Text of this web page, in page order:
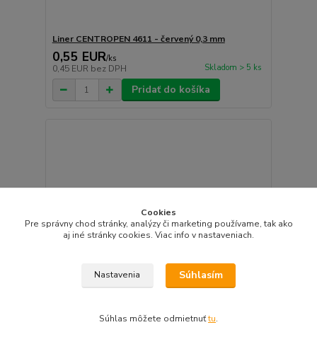
Liner CENTROPEN 4611 - červený 0,3 mm
0,55 EUR/ks
0,45 EUR bez DPH Skladom > 5 ks
Pridať do košíka
Cookies
Pre správny chod stránky, analýzy či marketing používame, tak ako
aj iné stránky cookies. Viac info v nastaveniach.
Nastavenia Súhlasím
Súhlas môžete odmietnuťtu.